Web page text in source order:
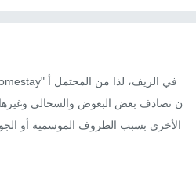
الأخرى بسبب الظروف الموسمية أو